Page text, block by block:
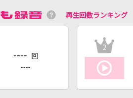
再生回数ランキング
---- 回
----
2